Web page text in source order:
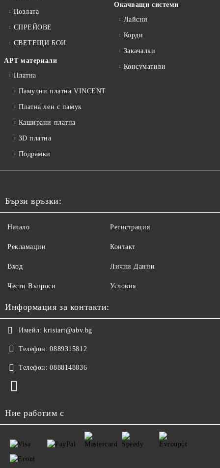
Позлата
СПРЕЙОВЕ
СВЕТЕЩИ БОИ
АРТ материали
Платна
Памучни платна VINCENT
Платна лен с памук
Каширани платна
3D платна
Подрамки
Окачващи системи
Лайсни
Корди
Закачалки
Консумативи
Бързи връзки:
Начало
Рекламации
Вход
Чести Въпроси
Регистрация
Контакт
Лични Данни
Условия
Информация за контакти:
Имейл: krisiart@abv.bg
Телефон: 0889315812
Телефон: 0888148836
Ние работим с